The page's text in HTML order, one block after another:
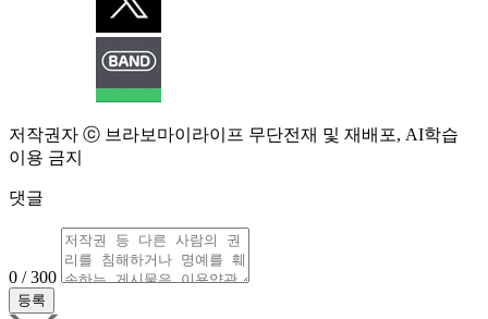
저작권자 ⓒ 브라보마이라이프 무단전재 및 재배포, AI학습
이용 금지
댓글
0 / 300